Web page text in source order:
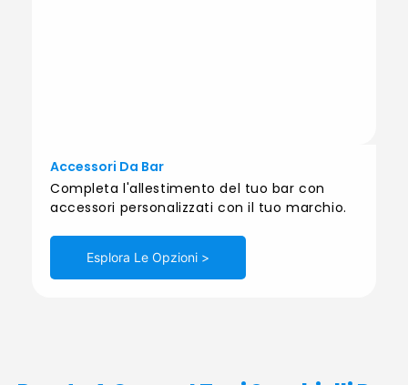
Accessori Da Bar
Completa l'allestimento del tuo bar con
accessori personalizzati con il tuo marchio.
Esplora Le Opzioni >